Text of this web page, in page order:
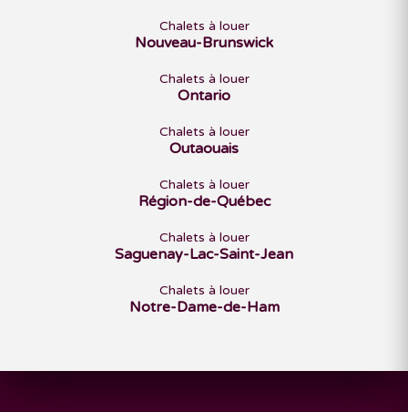
Chalets à louer
Nouveau-Brunswick
Chalets à louer
Ontario
Chalets à louer
Outaouais
Chalets à louer
Région-de-Québec
Chalets à louer
Saguenay-Lac-Saint-Jean
Chalets à louer
Notre-Dame-de-Ham